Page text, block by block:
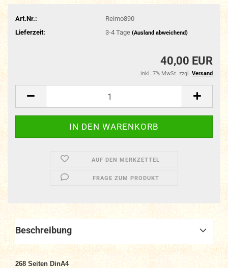
Art.Nr.:
Reimo890
Lieferzeit:
3-4 Tage (Ausland abweichend)
40,00 EUR
inkl. 7% MwSt. zzgl. Versand
AUF DEN MERKZETTEL
FRAGE ZUM PRODUKT
Beschreibung
268 Seiten DinA4